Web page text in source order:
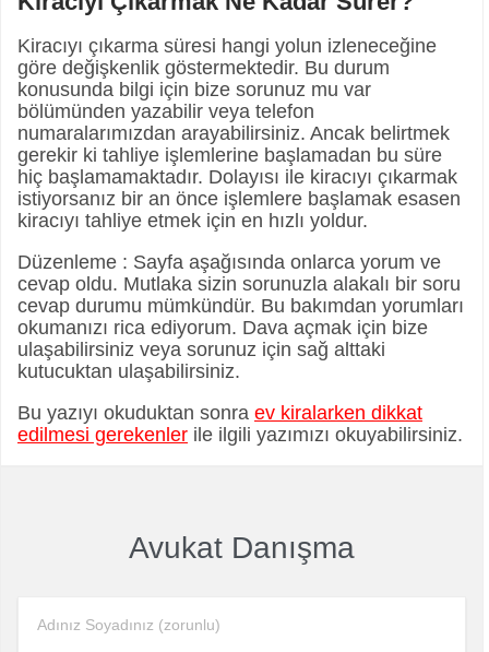
Kiracıyı çıkarma süresi hangi yolun izleneceğine
göre değişkenlik göstermektedir. Bu durum
konusunda bilgi için bize sorunuz mu var
bölümünden yazabilir veya telefon
numaralarımızdan arayabilirsiniz. Ancak belirtmek
gerekir ki tahliye işlemlerine başlamadan bu süre
hiç başlamamaktadır. Dolayısı ile kiracıyı çıkarmak
istiyorsanız bir an önce işlemlere başlamak esasen
kiracıyı tahliye etmek için en hızlı yoldur.
Düzenleme : Sayfa aşağısında onlarca yorum ve
cevap oldu. Mutlaka sizin sorunuzla alakalı bir soru
cevap durumu mümkündür. Bu bakımdan yorumları
okumanızı rica ediyorum. Dava açmak için bize
ulaşabilirsiniz veya sorunuz için sağ alttaki
kutucuktan ulaşabilirsiniz.
Bu yazıyı okuduktan sonra ev kiralarken dikkat
edilmesi gerekenler ile ilgili yazımızı okuyabilirsiniz.
Avukat Danışma